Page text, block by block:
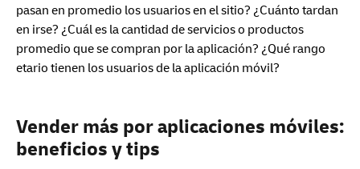
pasan en promedio los usuarios en el sitio? ¿Cuánto tardan
en irse? ¿Cuál es la cantidad de servicios o productos
promedio que se compran por la aplicación? ¿Qué rango
etario tienen los usuarios de la aplicación móvil?
Vender más por aplicaciones móviles:
beneficios y tips